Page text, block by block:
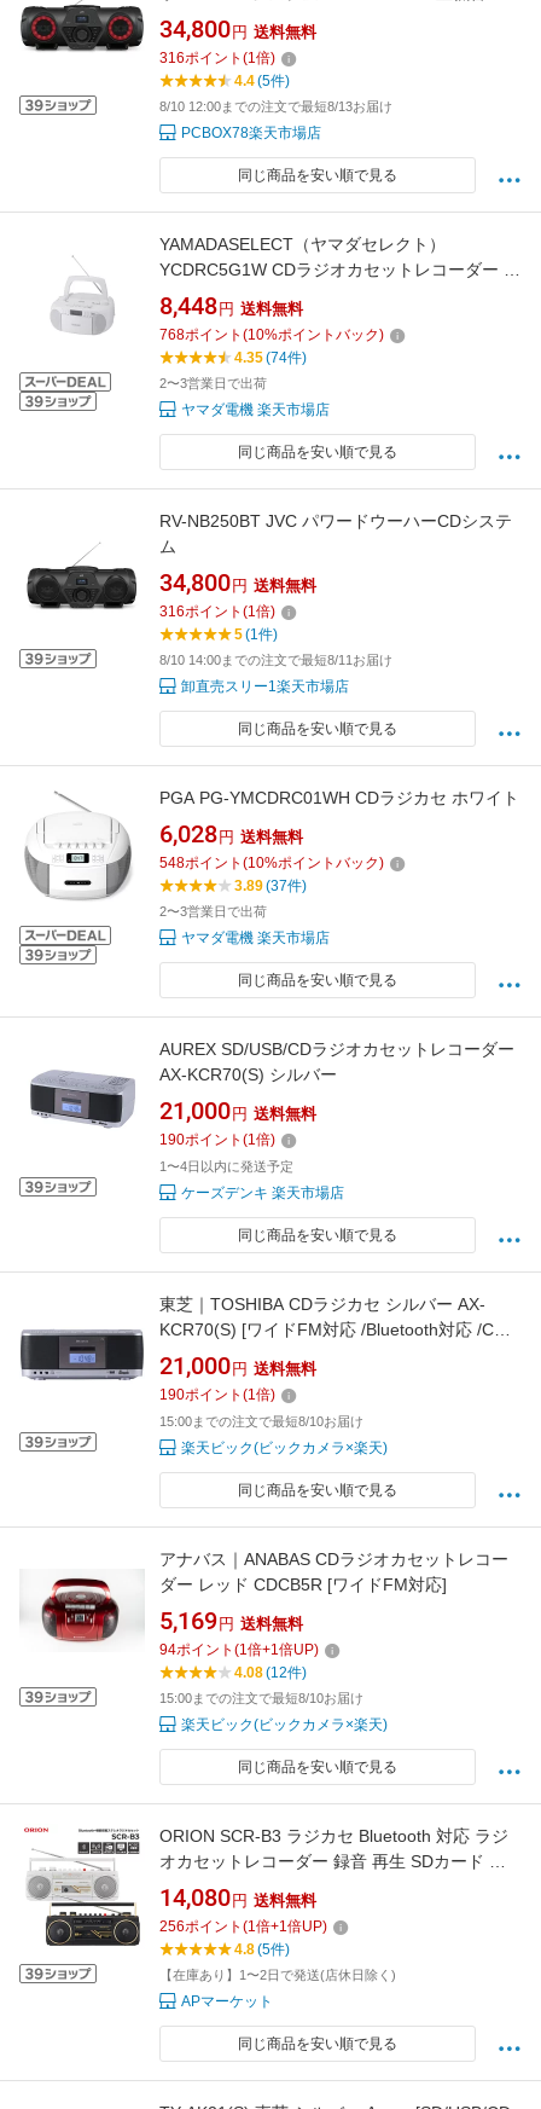
フボディ”「XX」シリーズのオールインワンポ
ータブルシステム CD/ラジオ/USB/Bluetooth/マ
イク/ギター入力に加え、内蔵バッテリーによる
駆動も可能 ---
34,800 円 送料無料
316ポイント (1倍)
4.4(5件)
8/10 12:00までの注文で最短8/13お届け
PCBOX78楽天市場店
同じ商品を安い順で見る
YAMADASELECT（ヤマダセレクト）
YCDRC5G1W CDラジオカセットレコーダー ホ
ワイト
8,448 円 送料無料
768ポイント (10%ポイントバック)
4.35(74件)
2〜3営業日で出荷
ヤマダ電機 楽天市場店
同じ商品を安い順で見る
RV-NB250BT JVC パワードウーハーCDシステ
ム
34,800 円 送料無料
316ポイント (1倍)
5(1件)
8/10 14:00までの注文で最短8/11お届け
卸直売スリー1楽天市場店
同じ商品を安い順で見る
PGA PG-YMCDRC01WH CDラジカセ ホワイト
6,028 円 送料無料
548ポイント (10%ポイントバック)
3.89(37件)
2〜3営業日で出荷
ヤマダ電機 楽天市場店
同じ商品を安い順で見る
AUREX SD/USB/CDラジオカセットレコーダー
AX-KCR70(S) シルバー
21,000 円 送料無料
190ポイント (1倍)
1〜4日以内に発送予定
ケーズデンキ 楽天市場店
同じ商品を安い順で見る
東芝｜TOSHIBA CDラジカセ シルバー AX-
KCR70(S) [ワイドFM対応 /Bluetooth対応 /CD
ラジカセ]
21,000 円 送料無料
190ポイント (1倍)
15:00までの注文で最短8/10お届け
楽天ビック(ビックカメラ×楽天)
同じ商品を安い順で見る
アナバス｜ANABAS CDラジオカセットレコー
ダー レッド CDCB5R [ワイドFM対応]
5,169 円 送料無料
94ポイント (1倍+1倍UP)
4.08(12件)
15:00までの注文で最短8/10お届け
楽天ビック(ビックカメラ×楽天)
同じ商品を安い順で見る
ORION SCR-B3 ラジカセ Bluetooth 対応 ラジ
オカセットレコーダー 録音 再生 SDカード ラ
ジオ AM FM カセットテープ USBメモリ MP3
乾電池 コンセント ブラック ホワイト makuake
マクアケ ドウシシャ オリオン (R)
14,080 円 送料無料
256ポイント (1倍+1倍UP)
4.8(5件)
【在庫あり】1〜2日で発送(店休日除く)
APマーケット
同じ商品を安い順で見る